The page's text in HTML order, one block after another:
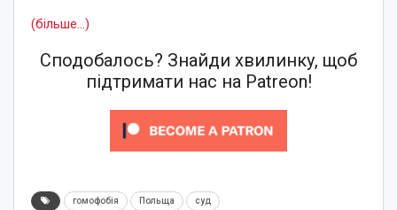
(більше…)
Сподобалось? Знайди хвилинку, щоб
підтримати нас на Patreon!
гомофобія Польща суд